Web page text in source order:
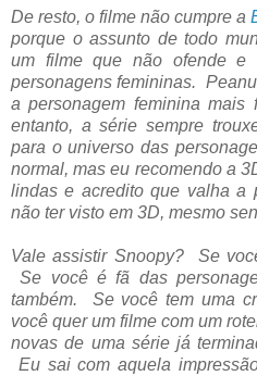
De resto, o filme não cumpre a
porque o assunto de todo
um filme que não ofende e
personagens femininas.
a personagem feminina mais
entanto, a série sempre
para o universo das
normal, mas eu recomendo a
lindas e acredito que valha
não ter visto em 3D, mesmo
Vale assistir Snoopy? Se
Se você é fã das
também. Se você tem uma
você quer um filme com um
novas de uma série já
Eu sai com aquela